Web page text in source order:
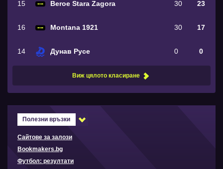
15 Beroe Stara Zagora 30 23
16 Montana 1921 30 17
14 Дунав Русе 0 0
Виж цялото класиране
Полезни връзки
Сайтове за залози
Bookmakers.bg
Футбол: резултати